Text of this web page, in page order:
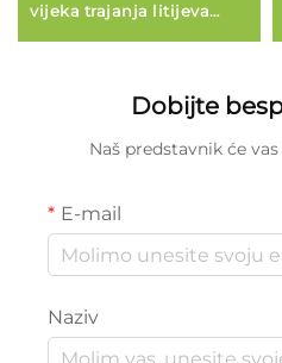
vijeka trajanja litijeva
Dobijte
Naš predstavnik će
E-mail
Naziv